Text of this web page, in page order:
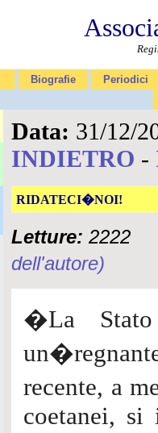
Biografie Periodici
Data: 31/12/
INDIETRO -
RIDATECI�NOI!
Letture: 2222
dell'autore)
�La Stato
recente, a
coetanei, si